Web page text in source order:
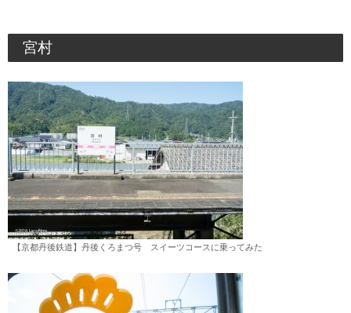
宮村
【京都丹後鉄道】丹後くろまつ号 スイーツコースに乗ってみた